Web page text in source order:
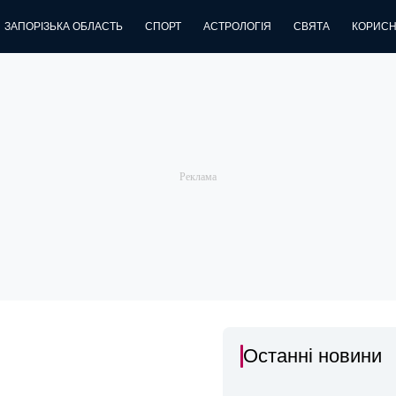
ЗАПОРІЗЬКА ОБЛАСТЬ СПОРТ АСТРОЛОГІЯ СВЯТА
Останні новини